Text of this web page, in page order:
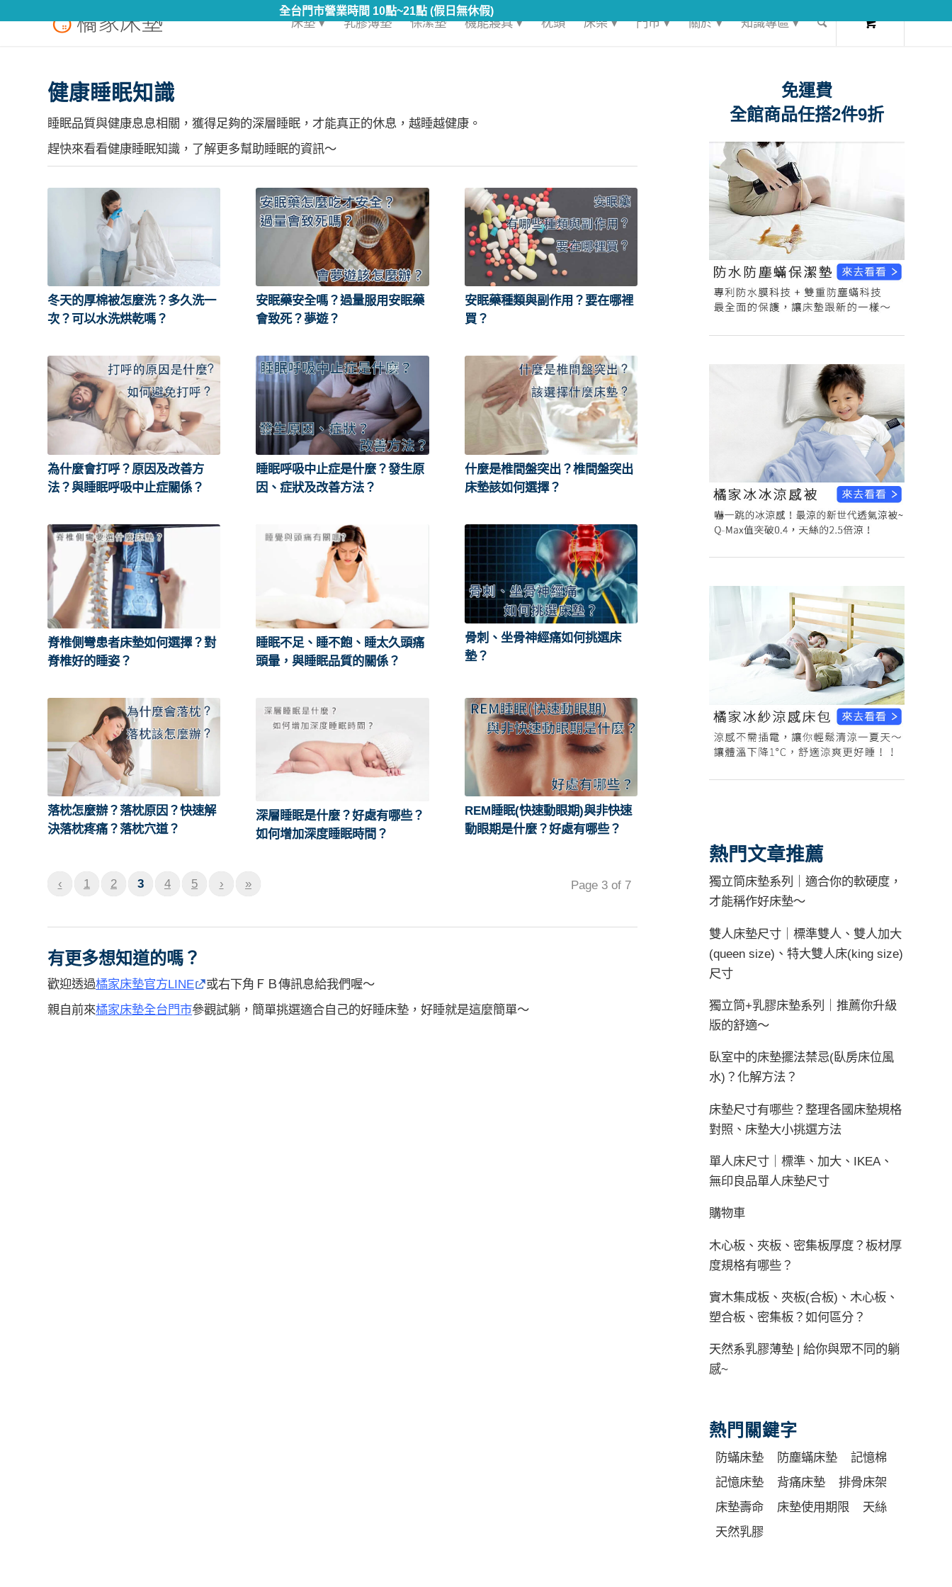
床墊 ▾ 乳膠薄墊 保潔墊 機能寢具 ▾ 枕頭 床架 ▾ 門市 ▾ 關於 ▾ 知識專區 ▾
健康睡眠知識
睡眠品質與健康息息相關，獲得足夠的深層睡眠，才能真正的休息，越睡越健康。
趕快來看看健康睡眠知識，了解更多幫助睡眠的資訊～
冬天的厚棉被怎麼洗？多久洗一
次？可以水洗烘乾嗎？
安眠藥安全嗎？過量服用安眠藥
會致死？夢遊？
安眠藥種類與副作用？要在哪裡
買？
為什麼會打呼？原因及改善方
法？與睡眠呼吸中止症關係？
睡眠呼吸中止症是什麼？發生原
因、症狀及改善方法？
什麼是椎間盤突出？椎間盤突出
床墊該如何選擇？
脊椎側彎患者床墊如何選擇？對
脊椎好的睡姿？
睡眠不足、睡不飽、睡太久頭痛
頭暈，與睡眠品質的關係？
骨刺、坐骨神經痛如何挑選床
墊？
落枕怎麼辦？落枕原因？快速解
決落枕疼痛？落枕穴道？
深層睡眠是什麼？好處有哪些？
如何增加深度睡眠時間？
REM睡眠(快速動眼期)與非快速
動眼期是什麼？好處有哪些？
Page 3 of 7
‹ 1 2 3 4 5 › »
有更多想知道的嗎？
歡迎透過橘家床墊官方LINE
或右下角ＦＢ傳訊息給我們喔～
親自前來橘家床墊全台門市參觀試躺，簡單挑選適合自己的好睡床墊，好睡就是這麼簡單～
免運費
全館商品任搭2件9折
熱門文章推薦
獨立筒床墊系列｜適合你的軟硬度，
才能稱作好床墊～
雙人床墊尺寸｜標準雙人、雙人加大
(queen size)、特大雙人床(king size)
尺寸
獨立筒+乳膠床墊系列｜推薦你升級
版的舒適～
臥室中的床墊擺法禁忌(臥房床位風
水)？化解方法？
床墊尺寸有哪些？整理各國床墊規格
對照、床墊大小挑選方法
單人床尺寸｜標準、加大、IKEA、
無印良品單人床墊尺寸
購物車
木心板、夾板、密集板厚度？板材厚
度規格有哪些？
實木集成板、夾板(合板)、木心板、
塑合板、密集板？如何區分？
天然系乳膠薄墊 | 給你與眾不同的躺
感~
熱門關鍵字
防蟎床墊 防塵蟎床墊
記憶棉
記憶床墊
背痛床墊
排骨床架
床墊壽命
床墊使用期限
天絲
天然乳膠